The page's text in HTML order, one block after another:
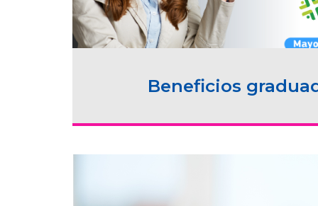
Beneficios